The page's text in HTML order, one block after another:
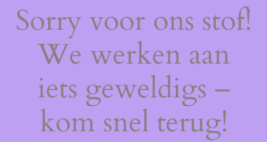
Sorry voor ons stof!
We werken aan
iets geweldigs –
kom snel terug!